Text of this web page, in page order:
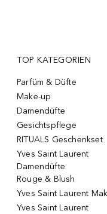
TOP KATEGORIEN
Parfüm & Düfte
Make-up
Damendüfte
Gesichtspflege
RITUALS Geschenkset
Yves Saint Laurent
Damendüfte
Rouge & Blush
Yves Saint Laurent
Yves Saint Laurent